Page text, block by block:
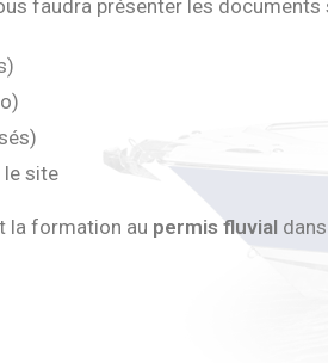
faudra présenter les documents
le site
la formation au permis fluvial